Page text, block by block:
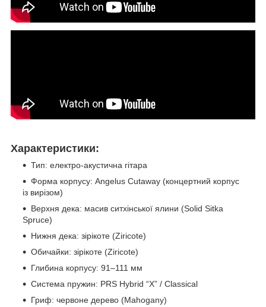
Характеристики:
Тип: електро-акустична гітара
Форма корпусу: Angelus Cutaway (концертний корпус
із вирізом)
Верхня дека: масив ситхінської ялини (Solid Sitka
Spruce)
Нижня дека: зірікоте (Ziricote)
Обичайки: зірікоте (Ziricote)
Глибина корпусу: 91–111 мм
Система пружин: PRS Hybrid “X” / Classical
Гриф: червоне дерево (Mahogany)